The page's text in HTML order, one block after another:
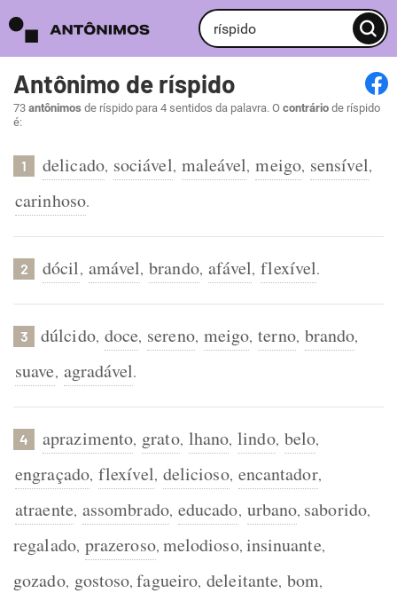
Antônimo de ríspido
73 antônimos de ríspido para 4 sentidos da palavra. O contrário de ríspido
é:
1 delicado, sociável, maleável, meigo, sensível,
carinhoso.
2 dócil, amável, brando, afável, flexível.
3 dúlcido, doce, sereno, meigo, terno, brando,
suave, agradável.
4 aprazimento, grato, lhano, lindo, belo,
engraçado, flexível, delicioso, encantador,
atraente, assombrado, educado, urbano, saborido,
regalado, prazeroso, melodioso, insinuante,
gozado, gostoso,fagueiro, deleitante, bom,